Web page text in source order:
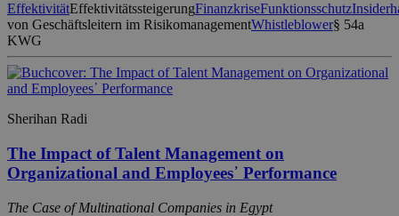
EffektivitätEffektivitätssteigerungFinanzkriseFunktionsschutz
von Geschäftsleitern im RisikomanagementWhistleblower§ 54a
KWG
Sherihan Radi
The Impact of Talent Management on
Organizational and Employees᾿ Performance
The Case of Multinational Companies in Egypt